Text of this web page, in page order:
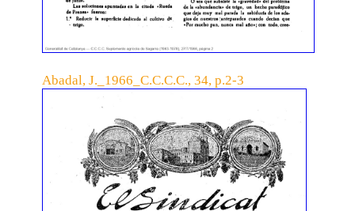
Abadal, J._1966_C.C.C.C., 34, p.2-3